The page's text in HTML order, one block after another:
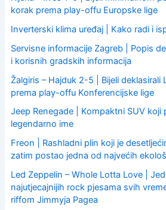
rkorak prema play-offu Europske lige
Inverterski klima uređaj | Kako radi i
Servisne informacije Zagreb | Popis
i korisnih gradskih informacija
Žalgiris – Hajduk 2-5 | Bijeli deklasirali
prema play-offu Konferencijske lige
Jeep Renegade | Kompaktni SUV
legendarno ime
Freon | Rashladni plin koji je
zatim postao jedna od najvećih
Led Zeppelin – Whole Lotta Love |
najutjecajnijih rock pjesama svih
riffom Jimmyja Pagea